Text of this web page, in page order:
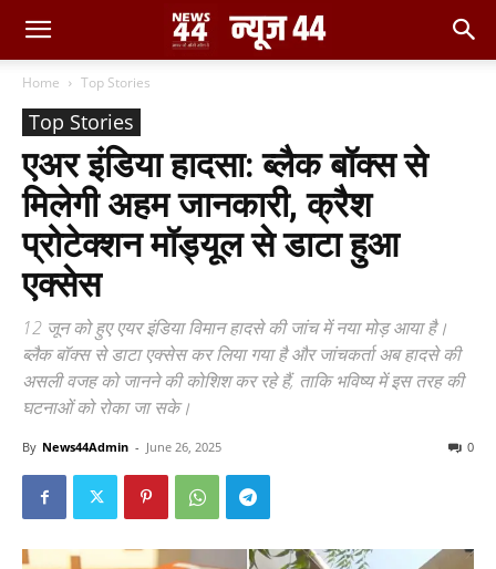
Home Top Stories
Top Stories
एअर इंडिया हादसा: ब्लैक बॉक्स से
मिलेगी अहम जानकारी, क्रैश
प्रोटेक्शन मॉड्यूल से डाटा हुआ
एक्सेस
12 जून को हुए एयर इंडिया विमान हादसे की जांच में नया मोड़ आया है।
ब्लैक बॉक्स से डाटा एक्सेस कर लिया गया है और जांचकर्ता अब हादसे की
असली वजह को जानने की कोशिश कर रहे हैं, ताकि भविष्य में इस तरह की
घटनाओं को रोका जा सके।
By News44Admin - June 26, 2025 0